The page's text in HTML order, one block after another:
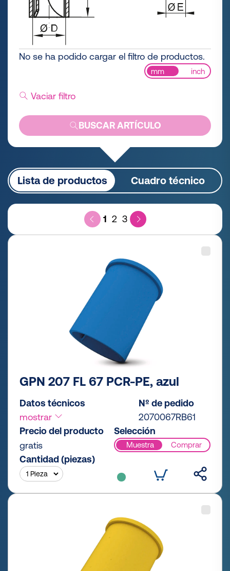
No se ha podido cargar el filtro de productos.
mm inch
Vaciar filtro
BUSCAR ARTÍCULO
Lista de productos Cuadro técnico
1 2 3
GPN 207 FL 67 PCR-PE, azul
Datos técnicos
mostrar
Nº de pedido
2070067RB61
Precio del producto
gratis
Selección
Muestra Comprar
Cantidad (piezas)